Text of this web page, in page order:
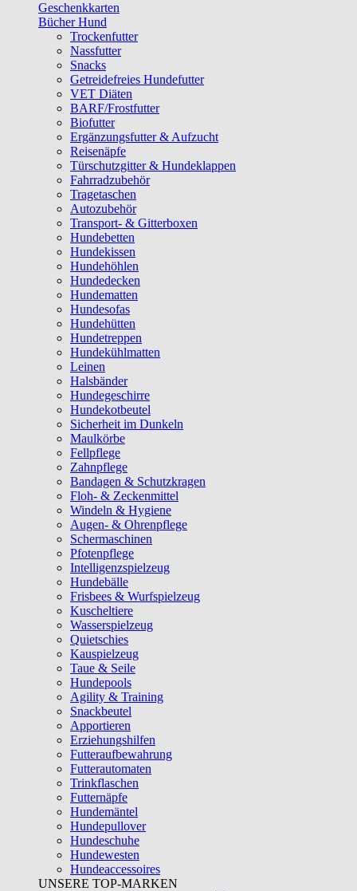
Geschenkkarten
Bücher Hund
Trockenfutter
Nassfutter
Snacks
Getreidefreies Hundefutter
VET Diäten
BARF/Frostfutter
Biofutter
Ergänzungsfutter & Aufzucht
Reisenäpfe
Türschutzgitter & Hundeklappen
Fahrradzubehör
Tragetaschen
Autozubehör
Transport- & Gitterboxen
Hundebetten
Hundekissen
Hundehöhlen
Hundedecken
Hundematten
Hundesofas
Hundehütten
Hundetreppen
Hundekühlmatten
Leinen
Halsbänder
Hundegeschirre
Hundekotbeutel
Sicherheit im Dunkeln
Maulkörbe
Fellpflege
Zahnpflege
Bandagen & Schutzkragen
Floh- & Zeckenmittel
Windeln & Hygiene
Augen- & Ohrenpflege
Schermaschinen
Pfotenpflege
Intelligenzspielzeug
Hundebälle
Frisbees & Wurfspielzeug
Kuscheltiere
Wasserspielzeug
Quietschies
Kauspielzeug
Taue & Seile
Hundepools
Agility & Training
Snackbeutel
Apportieren
Erziehungshilfen
Futteraufbewahrung
Futterautomaten
Trinkflaschen
Futternäpfe
Hundemäntel
Hundepullover
Hundeschuhe
Hundewesten
Hundeaccessoires
UNSERE TOP-MARKEN